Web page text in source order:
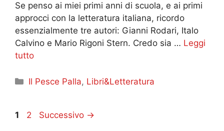
Se penso ai miei primi anni di scuola, e ai primi
approcci con la letteratura italiana, ricordo
essenzialmente tre autori: Gianni Rodari, Italo
Calvino e Mario Rigoni Stern. Credo sia … Leggi
tutto
Categorie
Il Pesce Palla, Libri&Letteratura
Pagina
1 Pagina
2 Successivo →